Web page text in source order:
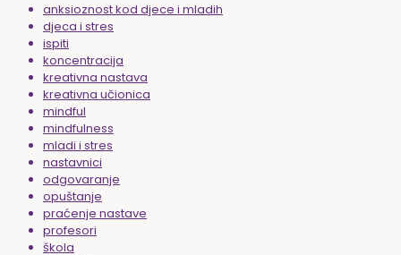
anksioznost kod djece i mladih
djeca i stres
ispiti
koncentracija
kreativna nastava
kreativna učionica
mindful
mindfulness
mladi i stres
nastavnici
odgovaranje
opuštanje
praćenje nastave
profesori
škola